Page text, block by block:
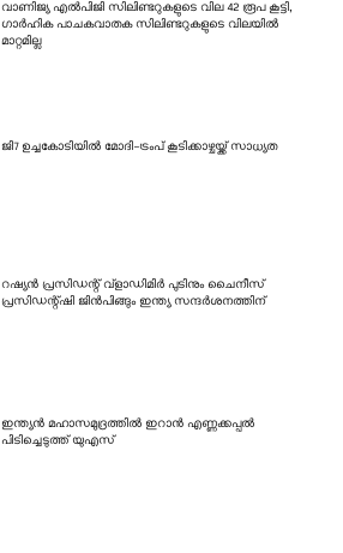
വാണിജ്യ എൽപിജി സിലിണ്ടറുകളുടെ വില 42 രൂപ കൂട്ടി,
ഗാർഹിക പാചകവാതക സിലിണ്ടറുകളുടെ വിലയിൽ
മാറ്റമില്ല
ജി7 ഉച്ചകോടിയിൽ മോദി-ട്രംപ് കൂടിക്കാഴ്ചയ്ക്ക് സാധ്യത
റഷ്യൻ പ്രസിഡന്റ് വ്‌ളാഡിമിർ പുടിനും ചൈനീസ്
പ്രസിഡന്റ്ഷി ജിൻപിങ്ങും ഇന്ത്യ സന്ദർശനത്തിന്
ഇന്ത്യൻ മഹാസമുദ്രത്തിൽ ഇറാൻ എണ്ണക്കപ്പൽ
പിടിച്ചെടുത്ത് യുഎസ്